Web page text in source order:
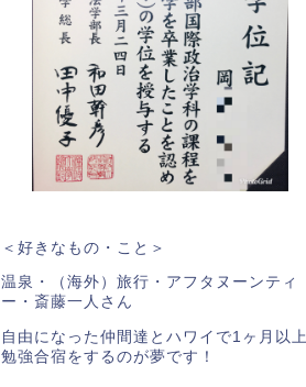
＜好きなもの・こと＞
温泉・（海外）旅行・アフタヌーンティ
ー・斎藤一人さん
自由になった仲間達とハワイで1ヶ月以上
勉強合宿をするのが夢です！